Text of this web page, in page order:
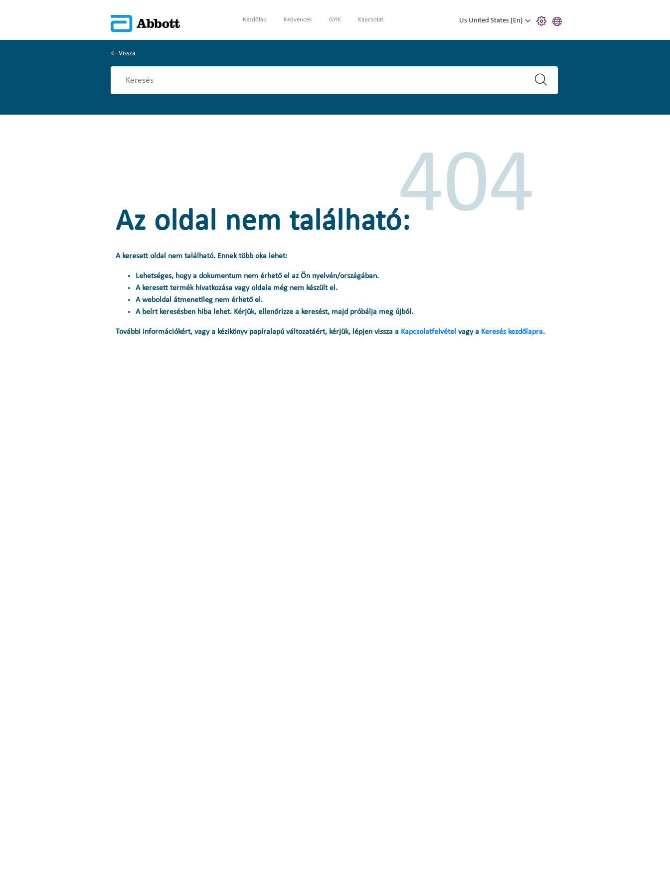
Kezdőlap Kedvencek GYIK Kapcsolat Us United States (En)
Vissza
404
Az oldal nem található:
A keresett oldal nem található. Ennek több oka lehet:
Lehetséges, hogy a dokumentum nem érhető el az Ön nyelvén/országában.
A keresett termék hivatkozása vagy oldala még nem készült el.
A weboldal átmenetileg nem érhető el.
A beírt keresésben hiba lehet. Kérjük, ellenőrizze a keresést, majd próbálja meg újból.
További információkért, vagy a kézikönyv papíralapú változatáért, kérjük, lépjen vissza a Kapcsolatfelvétel vagy a Keresés kezdőlapra.